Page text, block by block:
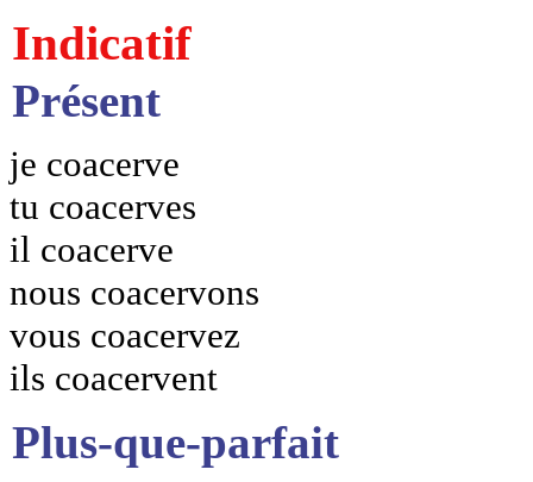
Indicatif
Présent
je coacerve
tu coacerves
il coacerve
nous coacervons
vous coacervez
ils coacervent
Plus-que-parfait